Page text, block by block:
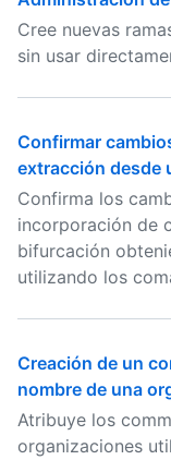
Cree nuevas
sin usar
Confirmar
extracción desde
Confirma los
incorporación de
bifurcación
utilizando los
Creación de un
nombre de una
Atribuye los
organizaciones